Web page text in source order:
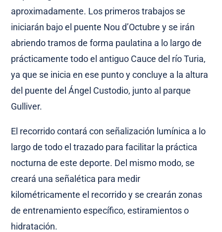
aproximadamente. Los primeros trabajos se
iniciarán bajo el puente Nou d’Octubre y se irán
abriendo tramos de forma paulatina a lo largo de
prácticamente todo el antiguo Cauce del río Turia,
ya que se inicia en ese punto y concluye a la altura
del puente del Ángel Custodio, junto al parque
Gulliver.
El recorrido contará con señalización lumínica a lo
largo de todo el trazado para facilitar la práctica
nocturna de este deporte. Del mismo modo, se
creará una señalética para medir
kilométricamente el recorrido y se crearán zonas
de entrenamiento específico, estiramientos o
hidratación.